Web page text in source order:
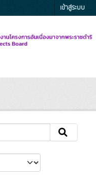
เข้าสู่ระบบ